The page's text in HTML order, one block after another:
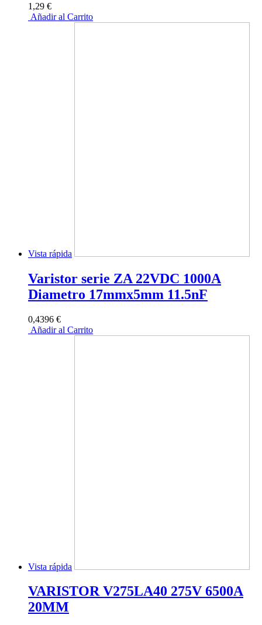
1,29 €
Añadir al Carrito
Vista rápida
Varistor serie ZA 22VDC 1000A
Diametro 17mmx5mm 11.5nF
0,4396 €
Añadir al Carrito
Vista rápida
VARISTOR V275LA40 275V 6500A
20MM